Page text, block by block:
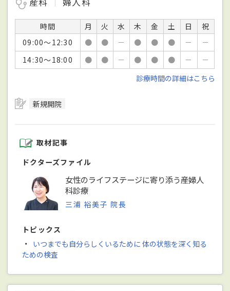
時間 月 火 水 木 金 土 日
祝
09:00～12:30
● ● － ● ● ● －
－
14:30～18:00
● ● － ● ● ● －
－
診療時間の詳細はこちら
新規開院
取材記事
ドクターズファイル
女性のライフステージに寄り添う産婦人
科診療
三浦 裕美子 院長
トピックス
・ いつまでも自分らしくいるために 体の状態を深く知る
ための検査